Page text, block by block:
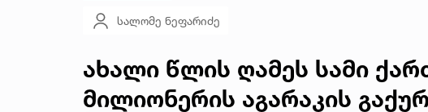
სალომე ნეფარიძე
ახალი წლის ღამეს სამი
მილიონერის აგარაკის